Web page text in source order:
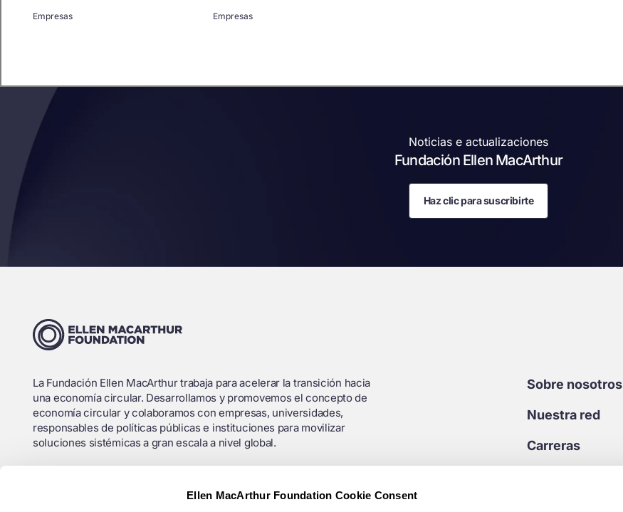
Ellen MacArthur Foundation Cookie Consent
Empresas Empresas
Noticias e actualizaciones
Fundación Ellen MacArthur
Haz clic para suscribirte
La Fundación Ellen MacArthur trabaja para acelerar la transición hacia
una economía circular. Desarrollamos y promovemos el concepto de
economía circular y colaboramos con empresas, universidades,
responsables de políticas públicas e instituciones para movilizar
soluciones sistémicas a gran escala a nivel global.
Sobre nosotros
Nuestra red
Carreras